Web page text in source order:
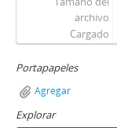
archivo
Cargado
Portapapeles
Agregar
Explorar